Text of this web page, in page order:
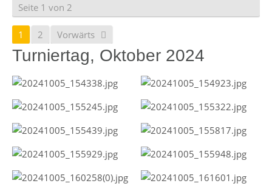
Seite 1 von 2
1 2 Vorwärts
Turniertag, Oktober 2024